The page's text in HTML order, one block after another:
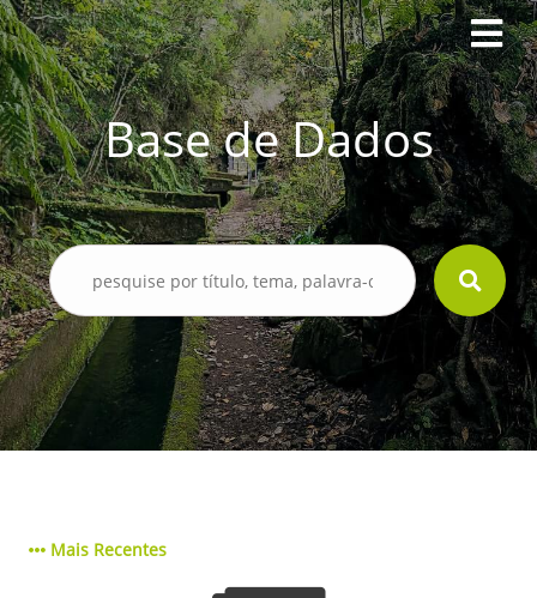
Base de Dados
Mais Recentes